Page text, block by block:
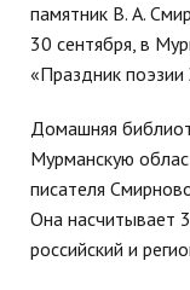
памятник В. А.
30 сентября, в
«Праздник поэзии
Домашняя
Мурманскую
писателя
Она насчитывает
российский и